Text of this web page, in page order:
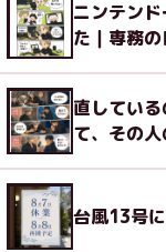
ニンテン
た｜専務
直してい
て、その
台風13号